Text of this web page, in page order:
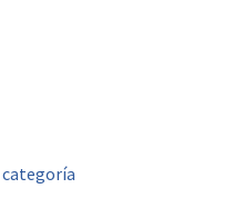
categoría